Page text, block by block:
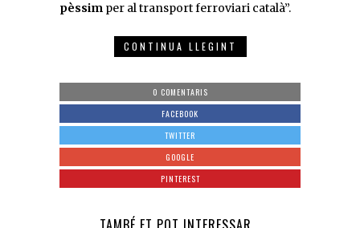
pèssim per al transport ferroviari català”.
CONTINUA LLEGINT
0 COMENTARIS
FACEBOOK
TWITTER
GOOGLE
PINTEREST